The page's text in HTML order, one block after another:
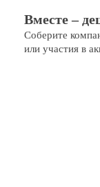
Вместе –
Соберите
или участия в